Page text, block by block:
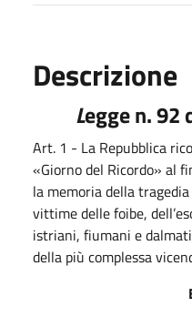
Descrizione
Legge n.
Art. 1 - La Repubblica
«Giorno del Ricordo» al
la memoria della
vittime delle foibe,
istriani, fiumani e
della più complessa